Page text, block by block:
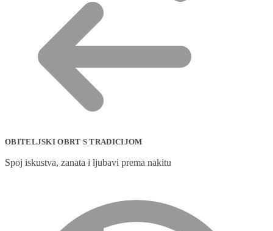
OBITELJSKI OBRT S TRADICIJOM
Spoj iskustva, zanata i ljubavi prema nakitu